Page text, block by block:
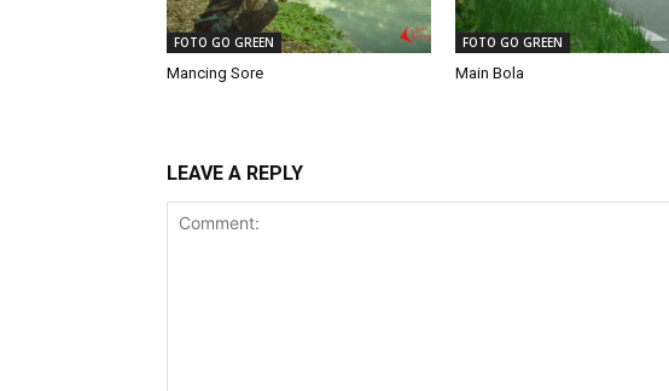
FOTO GO GREEN
Mancing Sore
FOTO GO GREEN
Main Bola
LEAVE A REPLY